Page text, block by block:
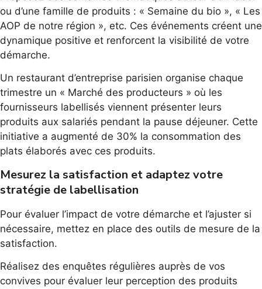
ou d’une famille de produits : « Semaine du bio », « Les
AOP de notre région », etc. Ces événements créent une
dynamique positive et renforcent la visibilité de votre
démarche.
Un restaurant d’entreprise parisien organise chaque
trimestre un « Marché des producteurs » où les
fournisseurs labellisés viennent présenter leurs
produits aux salariés pendant la pause déjeuner. Cette
initiative a augmenté de 30% la consommation des
plats élaborés avec ces produits.
Mesurez la satisfaction et adaptez votre
stratégie de labellisation
Pour évaluer l’impact de votre démarche et l’ajuster si
nécessaire, mettez en place des outils de mesure de la
satisfaction.
Réalisez des enquêtes régulières auprès de vos
convives pour évaluer leur perception des produits